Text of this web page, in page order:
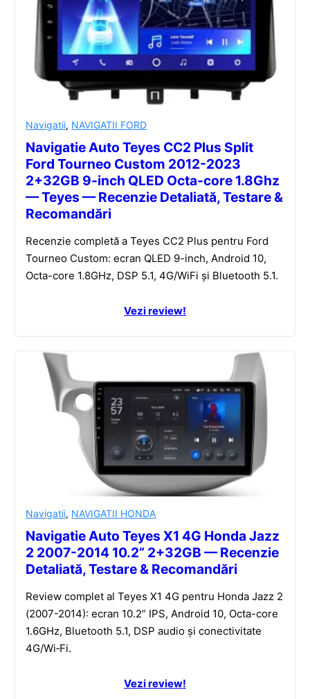
Navigatii, NAVIGATII FORD
Navigatie Auto Teyes CC2 Plus Split
Ford Tourneo Custom 2012-2023
2+32GB 9-inch QLED Octa-core 1.8Ghz
— Teyes — Recenzie Detaliată, Testare &
Recomandări
Recenzie completă a Teyes CC2 Plus pentru Ford
Tourneo Custom: ecran QLED 9-inch, Android 10,
Octa-core 1.8GHz, DSP 5.1, 4G/WiFi și Bluetooth 5.1.
Vezi review!
Navigatii, NAVIGATII HONDA
Navigatie Auto Teyes X1 4G Honda Jazz
2 2007-2014 10.2” 2+32GB — Recenzie
Detaliată, Testare & Recomandări
Review complet al Teyes X1 4G pentru Honda Jazz 2
(2007-2014): ecran 10.2” IPS, Android 10, Octa-core
1.6GHz, Bluetooth 5.1, DSP audio și conectivitate
4G/Wi‑Fi.
Vezi review!